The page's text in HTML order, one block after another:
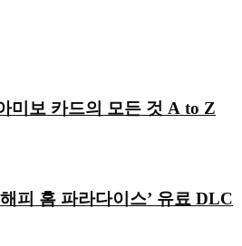
미보 카드의 모든 것 A to Z
피 홈 파라다이스’ 유료 DLC